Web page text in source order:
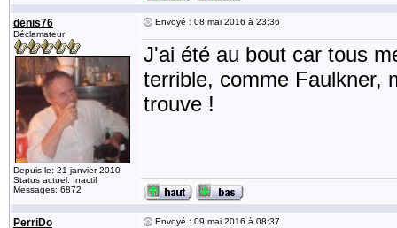
denis76
Déclamateur
Depuis le: 21 janvier 2010
Status actuel: Inactif
Messages: 6872
Envoyé : 08 mai 2016 à 23:36
J'ai été au bout car tous
terrible, comme Faulkner,
trouve !
PerriDo Envoyé : 09 mai 2016 à 08:37